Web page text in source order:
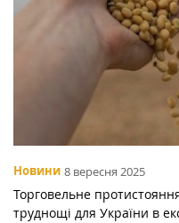
Новини 8 вересня 2025
Торговельне
труднощі для України в